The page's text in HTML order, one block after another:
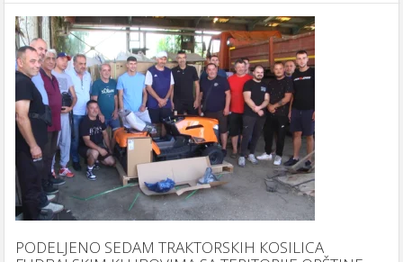
PODELJENO SEDAM TRAКTORSКIH КOSILICA